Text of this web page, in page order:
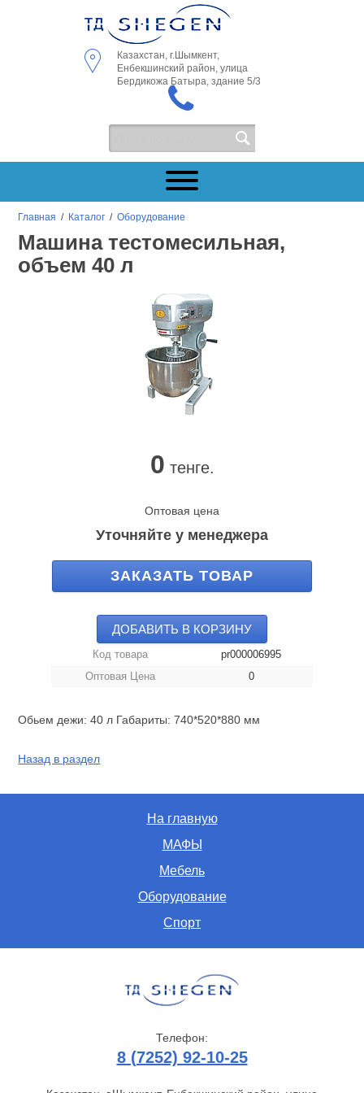
Казахстан, г.Шымкент,
Енбекшинский район, улица
Бердикожа Батыра, здание 5/3
Главная / Каталог /Оборудование
Машина тестомесильная,
объем 40 л
0 тенге.
Оптовая цена
Уточняйте у менеджера
ЗАКАЗАТЬ ТОВАР
ДОБАВИТЬ В КОРЗИНУ
Код товара
pr000006995
Оптовая Цена
0
Обьем дежи: 40 л Габариты: 740*520*880 мм
Назад в раздел
На главную
МАФЫ
Мебель
Оборудование
Спорт
Телефон:
8 (7252) 92-10-25